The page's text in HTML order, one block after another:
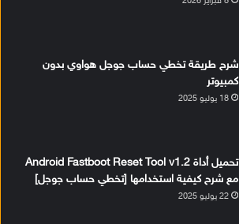
شرح طريقة تخطي حساب جوجل هواوي بدون
كمبيوتر
18 يوليو 2025
تحميل أداة Android Fastboot Reset Tool v1.2
مع شرح كيفية استخدامها [تخطي حساب جوجل]
22 يوليو 2025